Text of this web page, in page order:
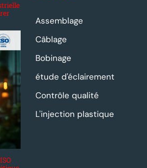
Assemblage
Câblage
Bobinage
étude d'éclairement
Contrôle qualité
L'injection plastique